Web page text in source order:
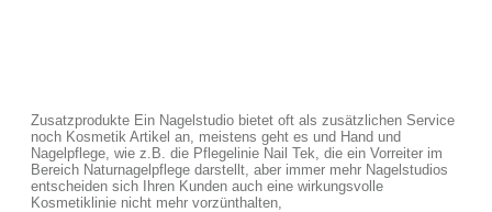
Zusatzprodukte Ein Nagelstudio bietet oft als zusätzlichen Service
noch Kosmetik Artikel an, meistens geht es und Hand und
Nagelpflege, wie z.B. die Pflegelinie Nail Tek, die ein Vorreiter im
Bereich Naturnagelpflege darstellt, aber immer mehr Nagelstudios
entscheiden sich Ihren Kunden auch eine wirkungsvolle
Kosmetiklinie nicht mehr vorzünthalten,